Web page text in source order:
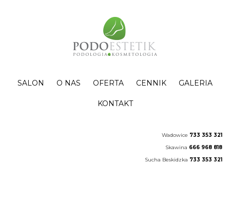
SALON O NAS OFERTA CENNIK GALERIA
KONTAKT
Wadowice 733 353 321
Skawina 666 968 818
Sucha Beskidzka 733 353 321